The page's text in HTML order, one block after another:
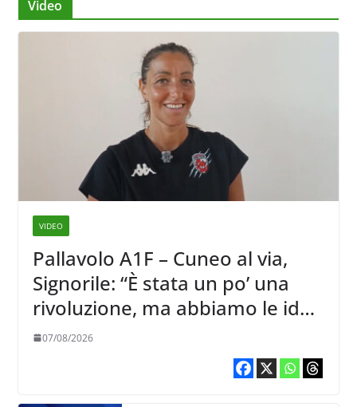
Video
VIDEO
Pallavolo A1F – Cuneo al via,
Signorile: “È stata un po’ una
rivoluzione, ma abbiamo le idee
chiare siu cosa vogliamo fare”
07/08/2026